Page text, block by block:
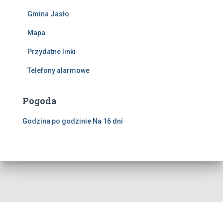
Gmina Jasło
Mapa
Przydatne linki
Telefony alarmowe
Pogoda
Godzina po godzinie Na 16 dni